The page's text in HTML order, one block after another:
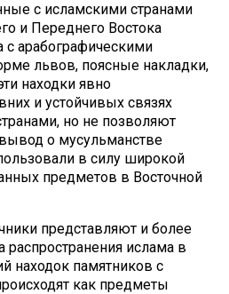
с исламскими странами
и Переднего Востока
с арабографическими
львов, поясные накладки,
находки явно
и устойчивых связях
но не позволяют
о мусульманстве
в силу широкой
предметов в Восточной
представляют и более
распространения ислама в
находок памятников с
как предметы